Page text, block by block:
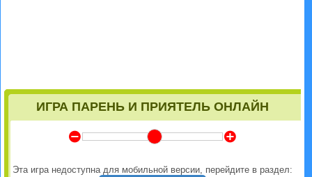
ИГРА ПАРЕНЬ И ПРИЯТЕЛЬ ОНЛАЙН
Y Z
Эта игра недоступна для мобильной версии, перейдите в раздел: